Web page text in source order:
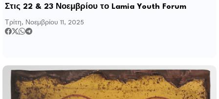
Στις 22 & 23 Νοεμβρίου το Lamia Youth Forum
Τρίτη, Νοεμβρίου 11, 2025